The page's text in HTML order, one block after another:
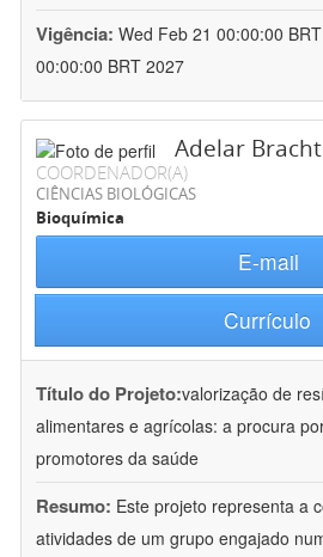
Vigência: Wed Feb 21 00:00:00
00:00:00 BRT 2027
Adelar Bracht
COORDENADOR(A)
CIÊNCIAS BIOLÓGICAS
Bioquímica
E-mail
Currículo
Título do Projeto:valorização de
alimentares e agrícolas: a procura
promotores da saúde
Resumo: Este projeto representa a
atividades de um grupo engajado